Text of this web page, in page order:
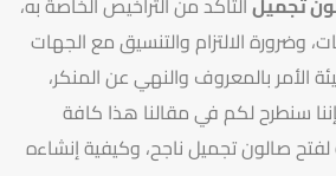
وضرورة الالتزام والتنسيق مع الجهات
بالمعروف والنهي عن المنكر،
سنطرح لكم في مقالنا هذا كافة
لفتح صالون تجميل ناجح، وكيفية إنشاءه